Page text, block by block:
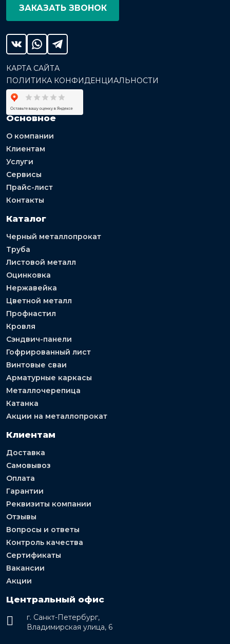
ЗАКАЗАТЬ ЗВОНОК
КАРТА САЙТА
ПОЛИТИКА КОНФИДЕНЦИАЛЬНОСТИ
Основное
О компании
Клиентам
Услуги
Сервисы
Прайс-лист
Контакты
Каталог
Черный металлопрокат
Труба
Листовой металл
Оцинковка
Нержавейка
Цветной металл
Профнастил
Кровля
Сэндвич-панели
Гофрированный лист
Винтовые сваи
Арматурные каркасы
Металлочерепица
Катанка
Акции на металлопрокат
Клиентам
Доставка
Самовывоз
Оплата
Гарантии
Реквизиты компании
Отзывы
Вопросы и ответы
Контроль качества
Сертификаты
Вакансии
Акции
Центральный офис
г. Санкт-Петербург,
Владимирская улица, 6